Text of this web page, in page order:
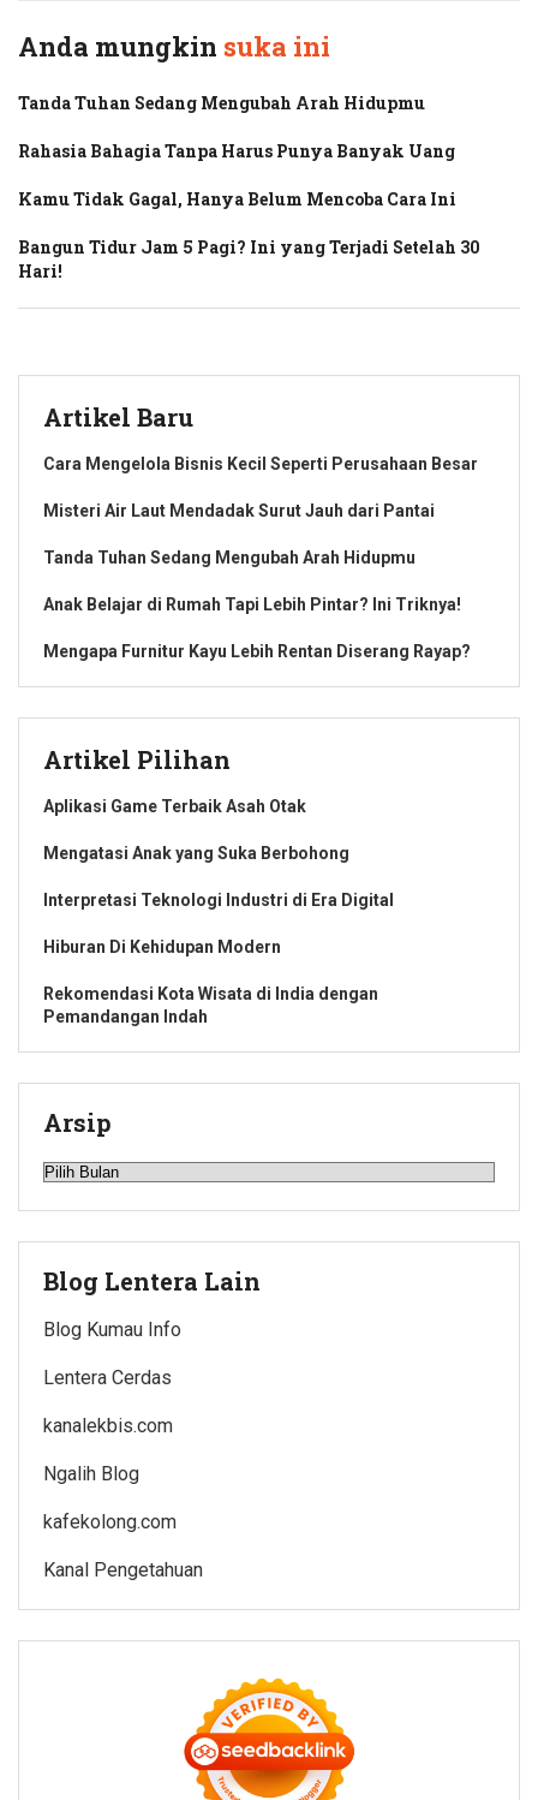
Anda mungkin suka ini
Tanda Tuhan Sedang Mengubah Arah Hidupmu
Rahasia Bahagia Tanpa Harus Punya Banyak Uang
Kamu Tidak Gagal, Hanya Belum Mencoba Cara Ini
Bangun Tidur Jam 5 Pagi? Ini yang Terjadi Setelah 30
Hari!
Artikel Baru
Cara Mengelola Bisnis Kecil Seperti Perusahaan Besar
Misteri Air Laut Mendadak Surut Jauh dari Pantai
Tanda Tuhan Sedang Mengubah Arah Hidupmu
Anak Belajar di Rumah Tapi Lebih Pintar? Ini Triknya!
Mengapa Furnitur Kayu Lebih Rentan Diserang Rayap?
Artikel Pilihan
Aplikasi Game Terbaik Asah Otak
Mengatasi Anak yang Suka Berbohong
Interpretasi Teknologi Industri di Era Digital
Hiburan Di Kehidupan Modern
Rekomendasi Kota Wisata di India dengan
Pemandangan Indah
Arsip
Arsip
Blog Lentera Lain
Blog Kumau Info
Lentera Cerdas
kanalekbis.com
Ngalih Blog
kafekolong.com
Kanal Pengetahuan